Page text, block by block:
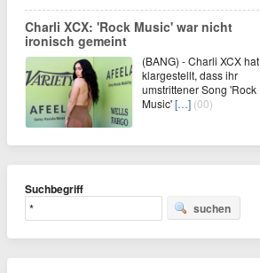
Charli XCX: 'Rock Music' war nicht
ironisch gemeint
(BANG) - Charli XCX hat
klargestellt, dass ihr
umstrittener Song 'Rock
Music'[…] (00)
Suchbegriff
suchen